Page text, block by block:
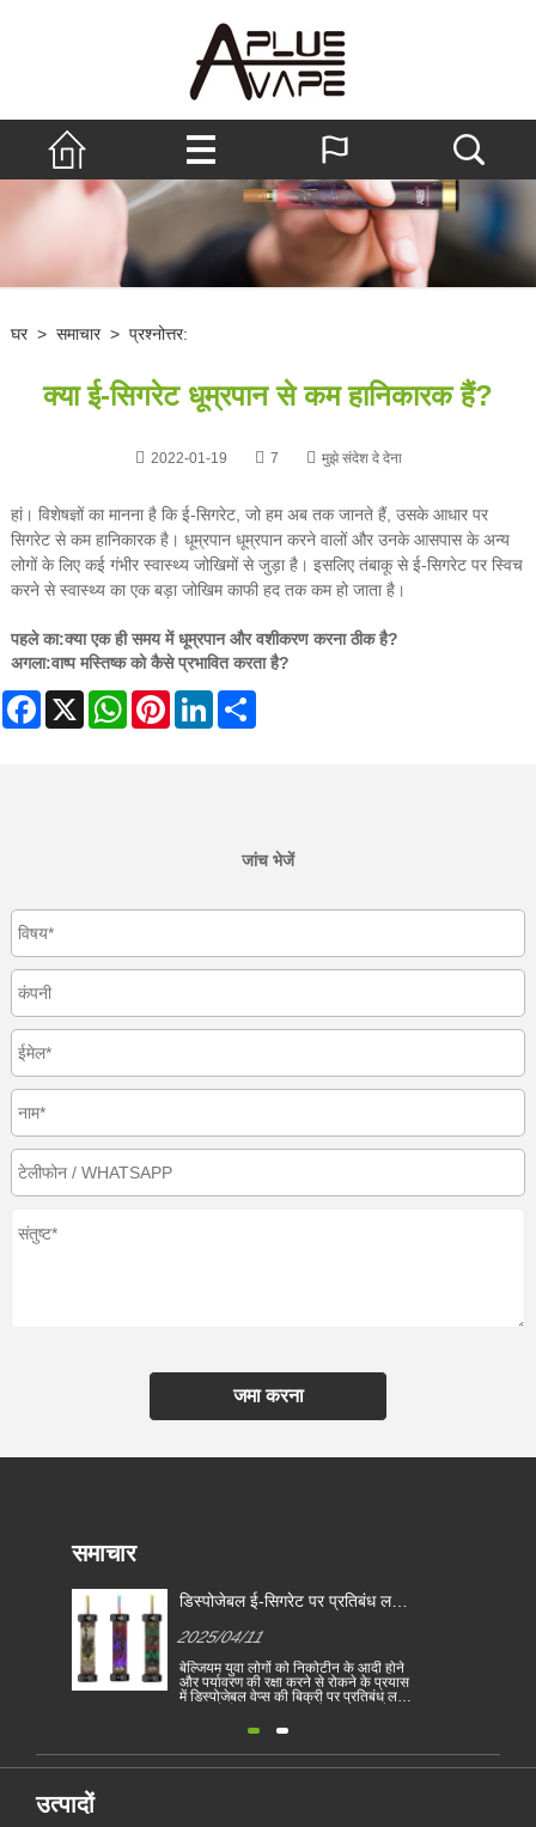
घर > समाचार > प्रश्नोत्तर:
क्या ई-सिगरेट धूम्रपान से कम हानिकारक हैं?
2022-01-19 7 मुझे संदेश दे देना
हां। विशेषज्ञों का मानना ​​है कि ई-सिगरेट, जो हम अब तक जानते हैं, उसके आधार पर
सिगरेट से कम हानिकारक है। धूम्रपान धूम्रपान करने वालों और उनके आसपास के अन्य
लोगों के लिए कई गंभीर स्वास्थ्य जोखिमों से जुड़ा है। इसलिए तंबाकू से ई-सिगरेट पर स्विच
करने से स्वास्थ्य का एक बड़ा जोखिम काफी हद तक कम हो जाता है।
पहले का:क्या एक ही समय में धूम्रपान और वशीकरण करना ठीक है?
अगला:वाष्प मस्तिष्क को कैसे प्रभावित करता है?
Facebook WhatsAppPinterestLinkedIn
जांच भेजें
जमा करना
समाचार
डिस्पोजेबल ई-सिगरेट पर प्रतिबंध लगाने
देश बन जाता है
2025/04/11
बेल्जियम युवा लोगों को निकोटीन के आदी होने
और पर्यावरण की रक्षा करने से रोकने के प्रयास
में डिस्पोजेबल वेप्स की बिक्री पर प्रतिबंध लगाने
डिस्पोजेबल इलेक्ट्रॉनिक सिगरेट की बिक्री को
बेल्जियम में प्रतिबंधित किया गया है......
उत्पादों